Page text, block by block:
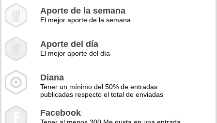
Aporte de la semana
El mejor aporte de la semana
Aporte del día
El mejor aporte del día
Diana
Tener un mínimo del 50% de entradas
publicadas respecto el total de enviadas
Facebook